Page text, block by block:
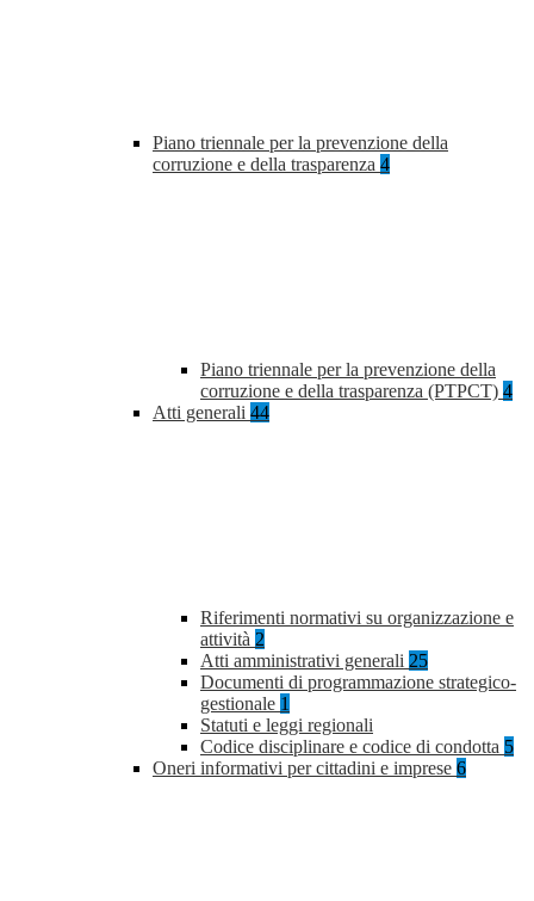
Piano triennale per la prevenzione della
corruzione e della trasparenza 4
Piano triennale per la prevenzione della
corruzione e della trasparenza (PTPCT) 4
Atti generali 44
Riferimenti normativi su organizzazione e
attività 2
Atti amministrativi generali 25
Documenti di programmazione strategico-
gestionale 1
Statuti e leggi regionali
Codice disciplinare e codice di condotta 5
Oneri informativi per cittadini e imprese 6